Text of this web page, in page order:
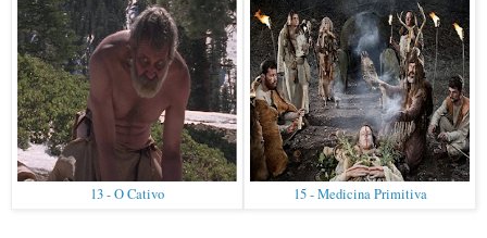
13 - O Cativo 15 - Medicina Primitiva